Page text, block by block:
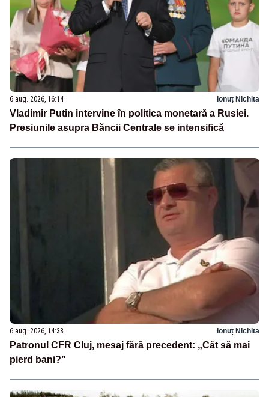
6 aug. 2026, 16:14 Ionuț Nichita
Vladimir Putin intervine în politica monetară a Rusiei.
Presiunile asupra Băncii Centrale se intensifică
6 aug. 2026, 14:38 Ionuț Nichita
Patronul CFR Cluj, mesaj fără precedent: „Cât să mai
pierd bani?”